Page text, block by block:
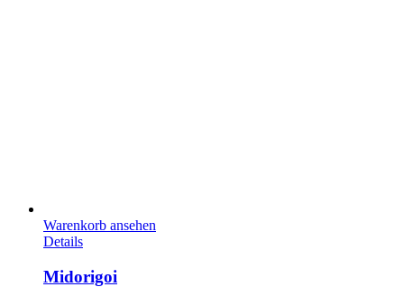
Warenkorb ansehen
Details
Midorigoi